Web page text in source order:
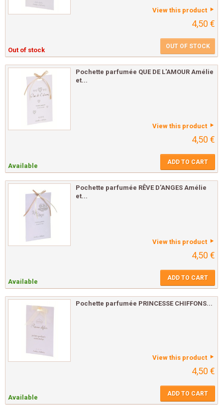
View this product
4,50 €
Out of stock OUT OF STOCK
Pochette parfumée QUE DE L'AMOUR Amélie
et...
View this product
4,50 €
Available ADD TO CART
Pochette parfumée RÊVE D'ANGES Amélie
et...
View this product
4,50 €
Available ADD TO CART
Pochette parfumée PRINCESSE CHIFFONS...
View this product
4,50 €
Available ADD TO CART